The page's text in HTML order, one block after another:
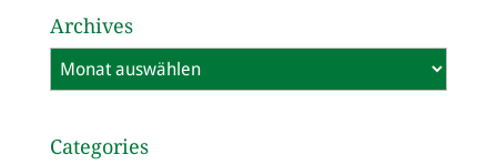
Archives
Archives
Categories